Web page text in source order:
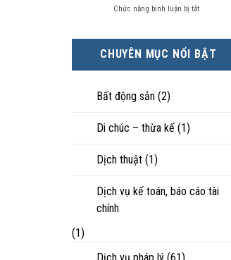
được
con
nhân
Góc
nhìn
Chức năng bình luận bị tắtở
tài
chấp
CHUYÊN MỤC NỔI BẬT
Bất động sản (2)
Di chúc – thừa kế (1)
Dịch thuật (1)
Dịch vụ kế toán, báo cáo tài
chính
(1)
Dịch vụ pháp lý (61)